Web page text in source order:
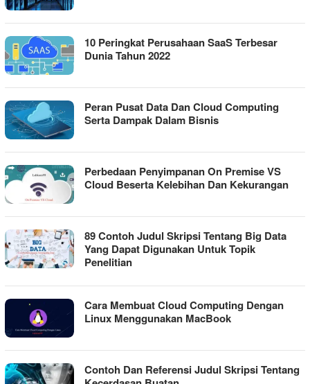
10 Peringkat Perusahaan SaaS Terbesar
Dunia Tahun 2022
Peran Pusat Data Dan Cloud Computing
Serta Dampak Dalam Bisnis
Perbedaan Penyimpanan On Premise VS
Cloud Beserta Kelebihan Dan Kekurangan
89 Contoh Judul Skripsi Tentang Big Data
Yang Dapat Digunakan Untuk Topik
Penelitian
Cara Membuat Cloud Computing Dengan
Linux Menggunakan MacBook
Contoh Dan Referensi Judul Skripsi Tentang